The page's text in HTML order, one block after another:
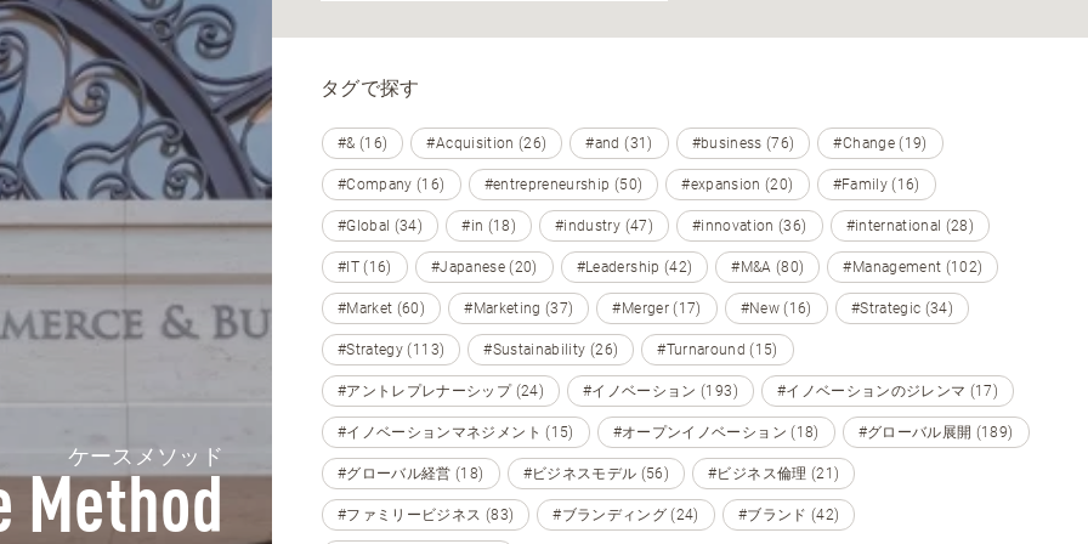
ケースメソッド
Method
タグで探す
#& (16) #Acquisition (26) #and (31) #business (76) #Change (19)
#Company (16) #entrepreneurship (50) #expansion (20) #Family (16)
#Global (34) #in (18) #industry (47) #innovation (36) #international (28)
#IT (16) #Japanese (20) #Leadership (42) #M&A (80) #Management (102)
#Market (60) #Marketing (37) #Merger (17) #New (16) #Strategic (34)
#Strategy (113) #Sustainability (26) #Turnaround (15)
#アントレプレナーシップ (24) #イノベーション (193) #イノベーションのジレンマ (17)
#イノベーションマネジメント (15) #オープンイノベーション (18) #グローバル展開 (189)
#グローバル経営 (18) #ビジネスモデル (56) #ビジネス倫理 (21)
#ファミリービジネス (83) #ブランディング (24) #ブランド (42)